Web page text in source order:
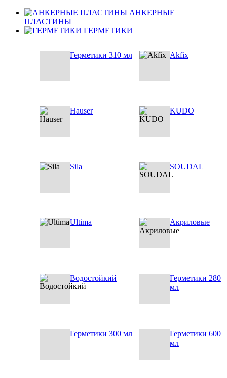
АНКЕРНЫЕ
ПЛАСТИНЫ
ГЕРМЕТИКИ
Герметики 310 мл Akfix
Hauser KUDO
Sila SOUDAL
Ultima Акриловые
Водостойкий
Герметики 280
мл
Герметики 300 мл
Герметики 600
мл